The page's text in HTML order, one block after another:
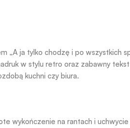
„A ja tylko chodzę i po wszystkich
w stylu retro oraz zabawny
kuchni czy biura.
wykończenie na rantach i